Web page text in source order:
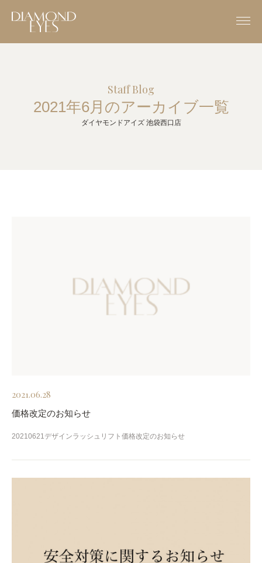
Staff Blog
2021年6月のアーカイブ一覧
ダイヤモンドアイズ 池袋西口店
2021.06.28
価格改定のお知らせ
20210621デザインラッシュリフト価格改定のお知らせ